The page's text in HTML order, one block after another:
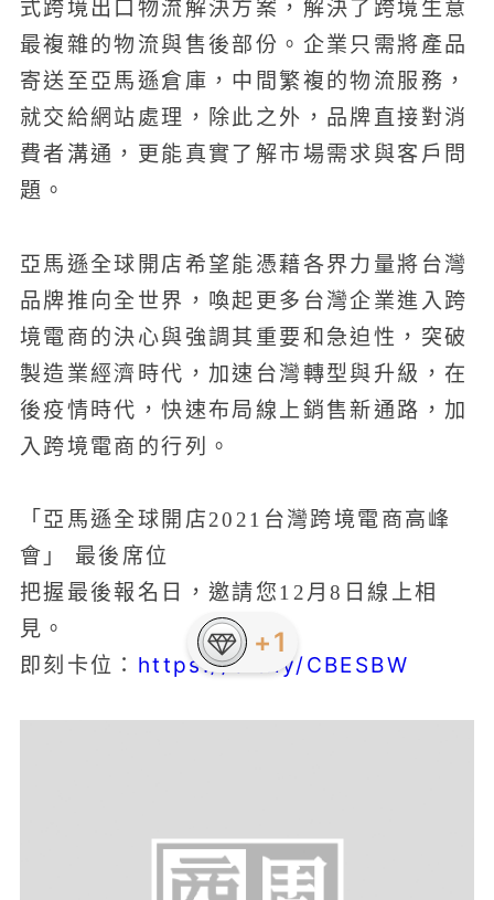
式跨境出口物流解決方案，解決了跨境生意
最複雜的物流與售後部份。企業只需將產品
寄送至亞馬遜倉庫，中間繁複的物流服務，
就交給網站處理，除此之外，品牌直接對消
費者溝通，更能真實了解市場需求與客戶問
題。
亞馬遜全球開店希望能憑藉各界力量將台灣
品牌推向全世界，喚起更多台灣企業進入跨
境電商的決心與強調其重要和急迫性，突破
製造業經濟時代，加速台灣轉型與升級，在
後疫情時代，快速布局線上銷售新通路，加
入跨境電商的行列。
「亞馬遜全球開店2021台灣跨境電商高峰
會」 最後席位
把握最後報名日，邀請您12月8日線上相
見。
即刻卡位： https://bit.ly/CBESBW
+1